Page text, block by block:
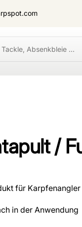
/
für Karpfenangler
in der Anwendung